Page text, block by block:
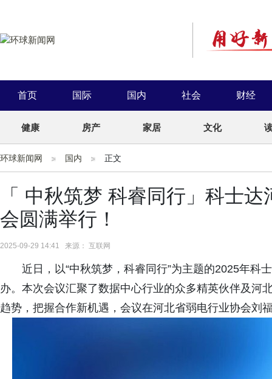
首页 国际 国内 社会 财经
健康 房产 家居 文化
环球新闻网 国内 正文
「 中秋筑梦 科睿同行」科士
会圆满举行！
2025-09-29 14:41 来源： 互联网
近日，以“中秋筑梦，科睿同行”为主题的2025年科
办。本次会议汇聚了数据中心行业的众多精英伙伴及河
趋势，把握合作新机遇，会议在河北省弱电行业协会刘